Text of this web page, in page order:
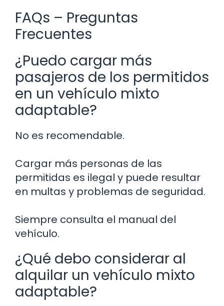
FAQs – Preguntas
Frecuentes
¿Puedo cargar más
pasajeros de los permitidos
en un vehículo mixto
adaptable?
No es recomendable.
Cargar más personas de las
permitidas es ilegal y puede resultar
en multas y problemas de seguridad.
Siempre consulta el manual del
vehículo.
¿Qué debo considerar al
alquilar un vehículo mixto
adaptable?